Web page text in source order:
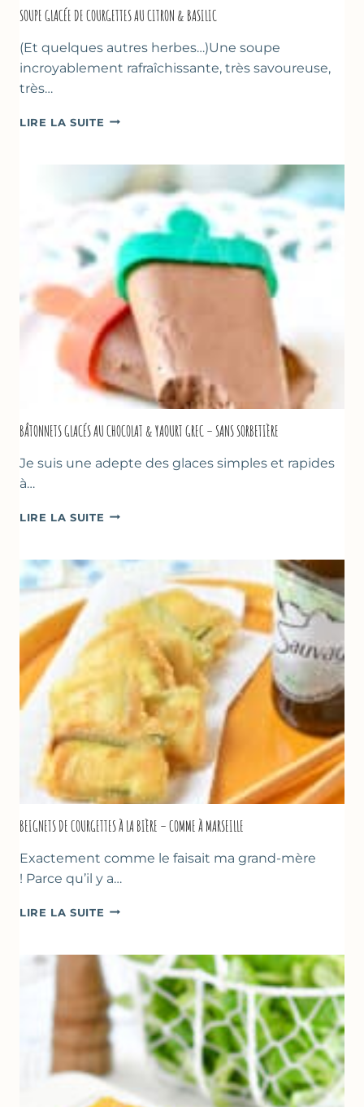
SOUPE GLACÉE DE COURGETTES AU CITRON & BASILIC
(Et quelques autres herbes…)Une soupe
incroyablement rafraîchissante, très savoureuse,
très…
LIRE LA SUITE SOUPE
COURGETTES
AU
CITRON
BASILIC
BÂTONNETS GLACÉS AU CHOCOLAT & YAOURT GREC – SANS SORBETIÈRE
Je suis une adepte des glaces simples et rapides
à…
LIRE LA SUITE BÂTONNETS
CHOCOLAT
YAOURT
GREC
–
SANS
SORBETIÈRE
BEIGNETS DE COURGETTES À LA BIÈRE – COMME À MARSEILLE
Exactement comme le faisait ma grand-mère
! Parce qu’il y a…
LIRE LA SUITE BEIGNETS
LA
BIÈRE
–
COMME
À
MARSEILLE